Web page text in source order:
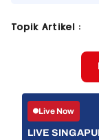
Topik Artikel :
Live Now
LIVE